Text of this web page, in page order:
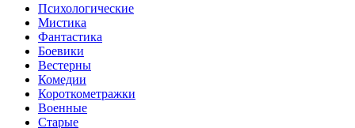
Психологические
Мистика
Фантастика
Боевики
Вестерны
Комедии
Короткометражки
Военные
Старые